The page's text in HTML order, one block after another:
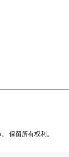
保留所有权利。